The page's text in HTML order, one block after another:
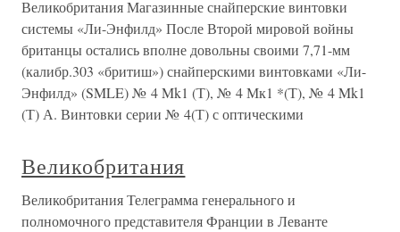
Великобритания Магазинные снайперские винтовки
системы «Ли-Энфилд» После Второй мировой войны
британцы остались вполне довольны своими 7,71-мм
(калибр.303 «бритиш») снайперскими винтовками «Ли-
Энфилд» (SMLE) № 4 Mk1 (Т), № 4 Мк1 *(Т), № 4 Mk1
(Т) А. Винтовки серии № 4(Т) с оптическими
Великобритания
Великобритания Телеграмма генерального и
полномочного представителя Франции в Леванте